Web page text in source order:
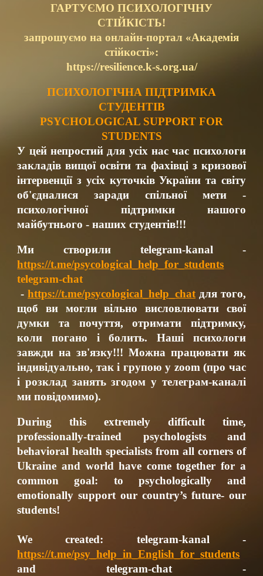
ГАРТУЄМО ПСИХОЛОГІЧНУ
СТІЙКІСТЬ!
запрошуємо на онлайн-портал «Академія
стійкості»:
https://resilience.k-s.org.ua/
ПСИХОЛОГІЧНА ПІДТРИМКА
СТУДЕНТІВ
PSYCHOLOGICAL SUPPORT FOR
STUDENTS
У цей непростий для усіх нас час психологи
закладів вищої освіти та фахівці з кризової
інтервенції з усіх куточків України та світу
об'єдналися заради спільної мети -
психологічної підтримки нашого
майбутнього - наших студентів!!!
Ми створили telegram-kanal -
https://t.me/psycological_help_for_students
telegram-chat
- https://t.me/psycological_help_chat для того,
щоб ви могли вільно висловлювати свої
думки та почуття, отримати підтримку,
коли погано і болить. Наші психологи
завжди на зв'язку!!! Можна працювати як
індивідуально, так і групою у zoom (про час
і розклад занять згодом у телеграм-каналі
ми повідомимо).
During this extremely difficult time,
professionally-trained psychologists and
behavioral health specialists from all corners of
Ukraine and world have come together for a
common goal: to psychologically and
emotionally support our country’s future- our
students!
We created: telegram-kanal -
https://t.me/psy_help_in_English_for_students
and telegram-chat -